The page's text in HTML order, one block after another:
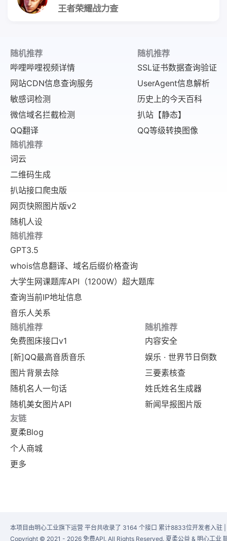
王者荣耀战力查
随机推荐
哔哩哔哩视频详情
网站CDN信息查询服务
敏感词检测
微信域名拦截检测
QQ翻译
随机推荐
SSL证书数据查询验证
UserAgent信息解析
历史上的今天百科
扒站【静态】
QQ等级转换图像
随机推荐
词云
二维码生成
扒站接口爬虫版
网页快照图片版v2
随机人设
随机推荐
GPT3.5
whois信息翻译、域名后缀价格查询
大学生网课题库API（1200W）超大题库
查询当前IP地址信息
音乐人关系
随机推荐
免费图床接口v1
[新]QQ最高音质音乐
图片背景去除
随机名人一句话
随机美女图片API
随机推荐
内容安全
娱乐 · 世界节日倒数
三要素核查
姓氏姓名生成器
新闻早报图片版
友链
夏柔Blog
个人商城
更多
本项目由明心工业旗下运营 平台共收录了 3164 个接口 累计8833位开发者入驻 |
Copyright © 2021 - 2026 免费API. All Rights Reserved. 夏柔公益 & 明心工业